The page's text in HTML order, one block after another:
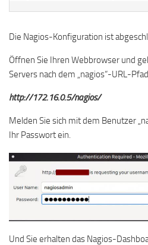
Die Nagios-Konfiguration ist
Öffnen Sie Ihren Webbrowser und
Servers nach dem „nagios“-URL-
http://172.16.0.5/nagios/
Melden Sie sich mit dem Benutzer
Ihr Passwort ein.
Und Sie erhalten das Nagios-